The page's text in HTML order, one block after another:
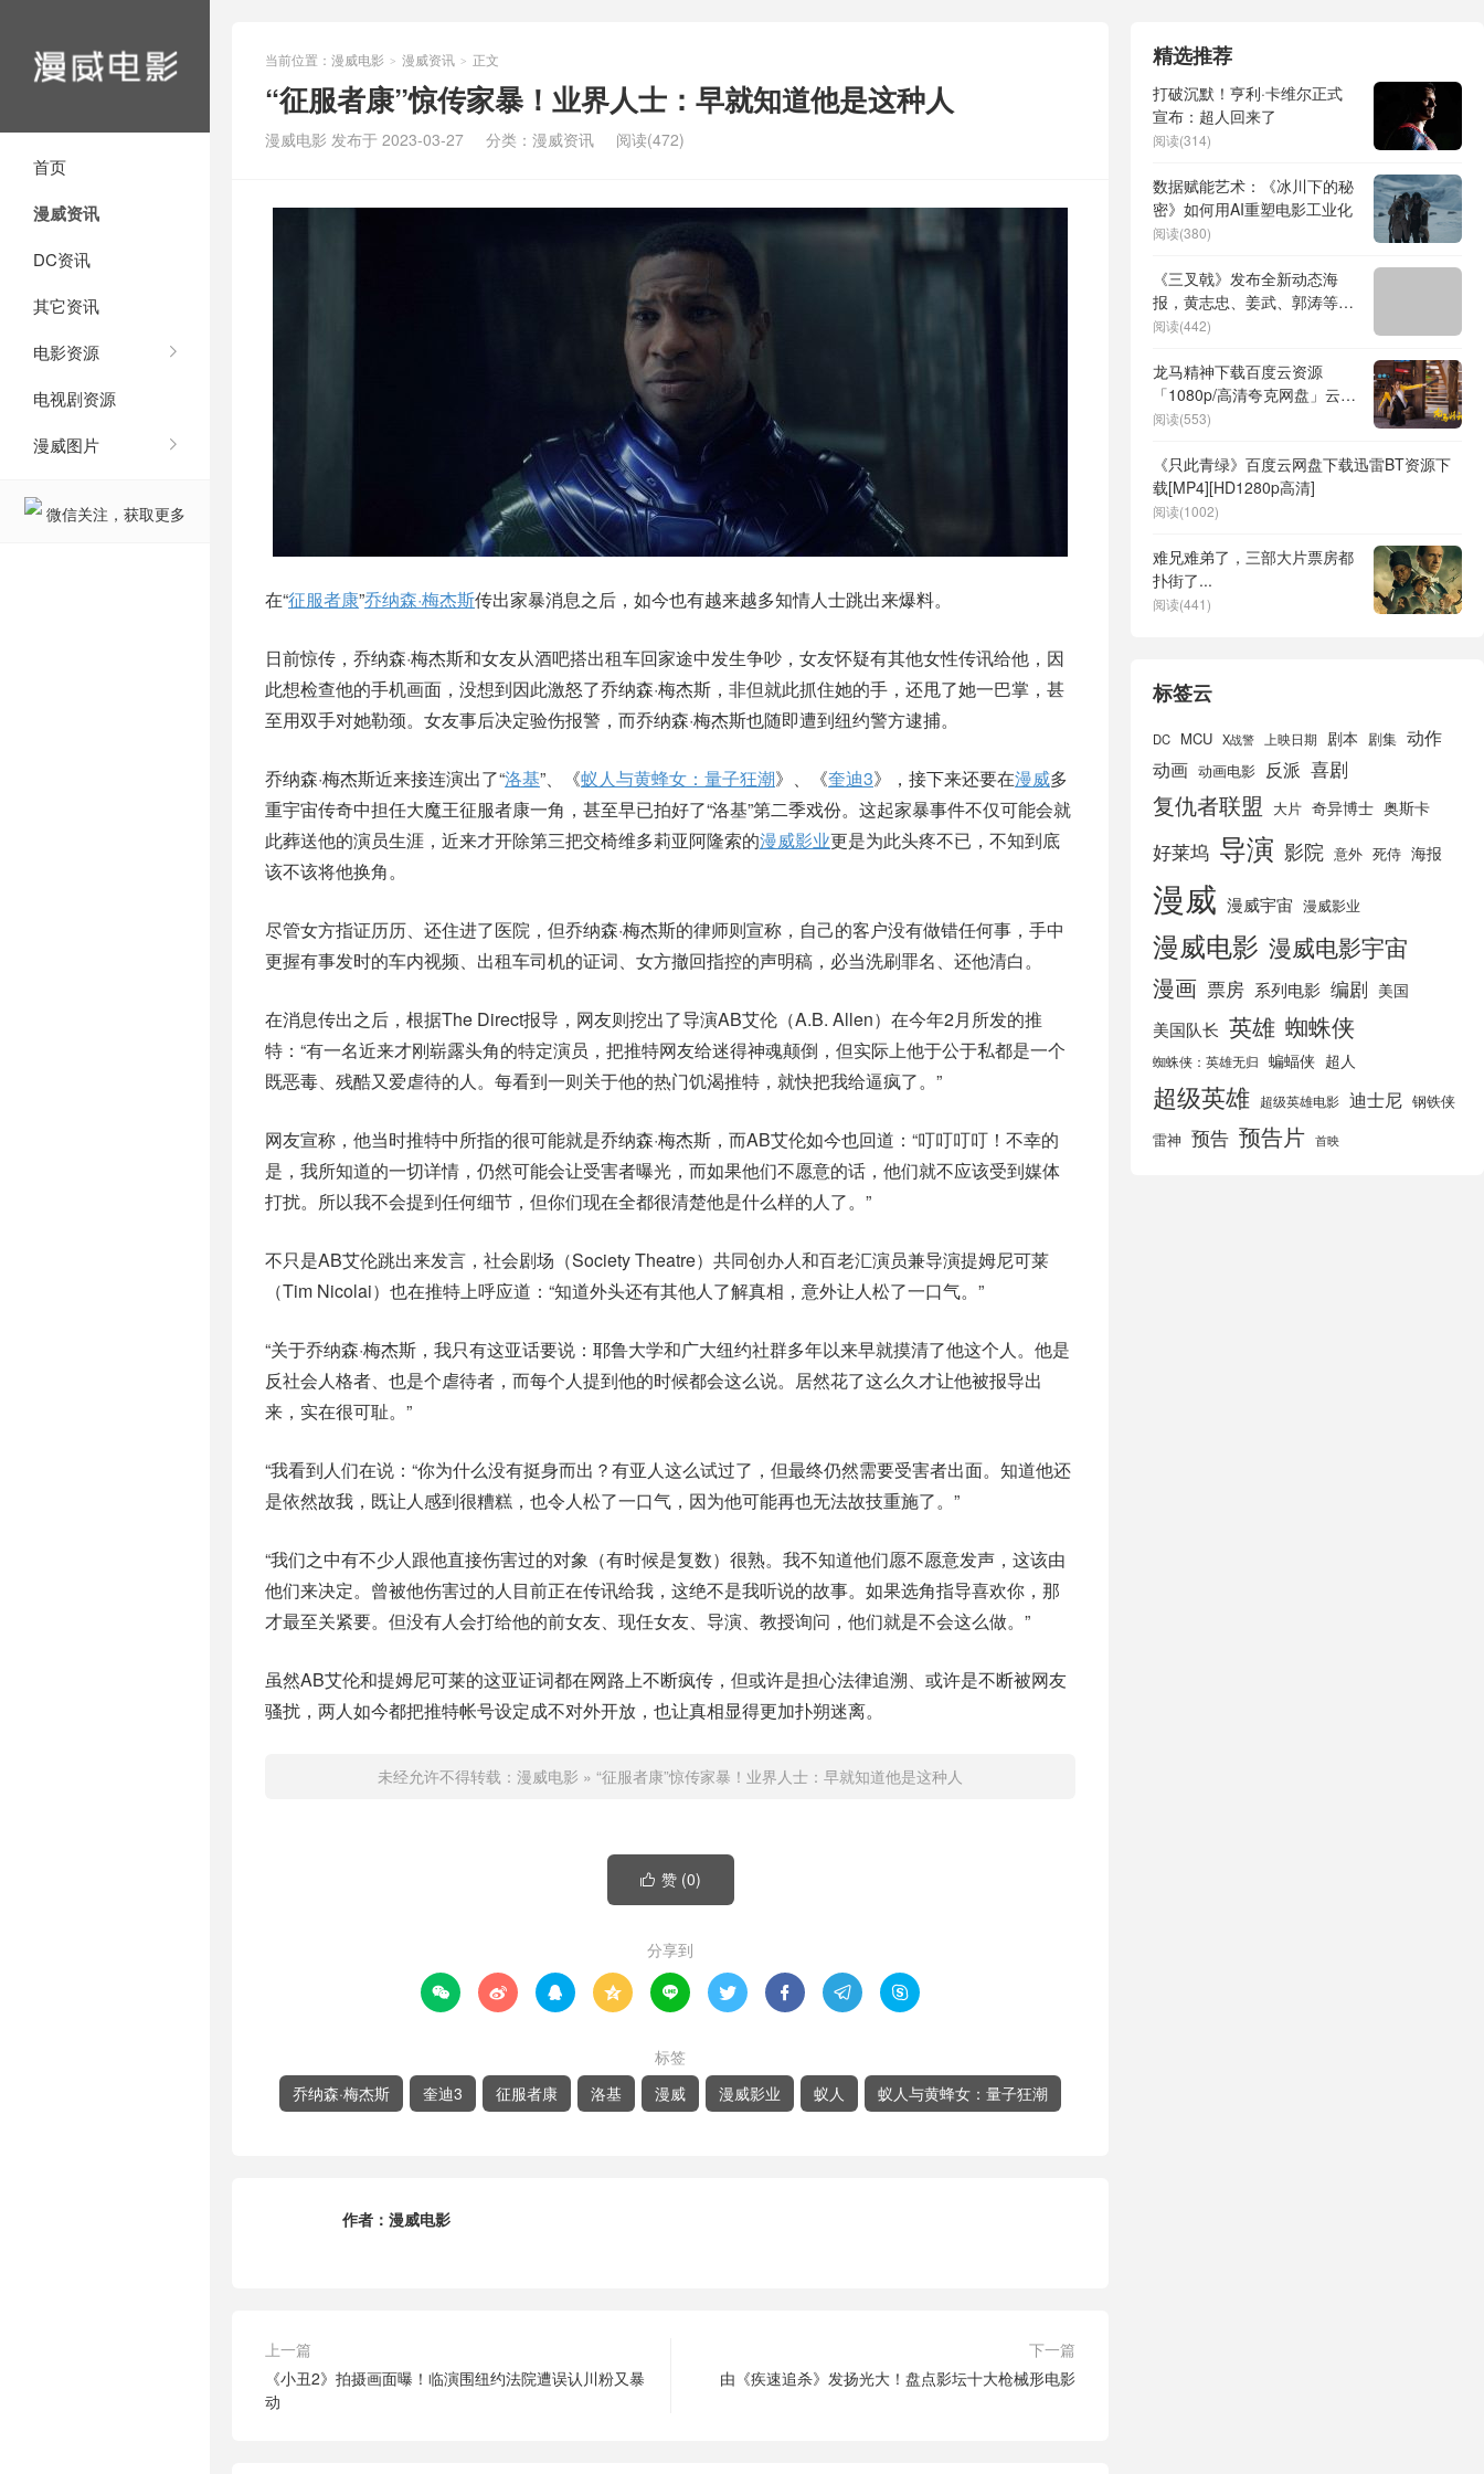
首页
漫威资讯
DC资讯
其它资讯
电影资源
电视剧资源
漫威图片
微信关注，获取更多
当前位置： 漫威电影 > 漫威资讯 > 正文
“征服者康”惊传家暴！业界人士：早就知道他是这种人
漫威电影 发布于 2023-03-27 分类： 漫威资讯 阅读(472)
在“征服者康”乔纳森·梅杰斯传出家暴消息之后，如今也有越来越多知情人士跳出来爆料。
日前惊传，乔纳森·梅杰斯和女友从酒吧搭出租车回家途中发生争吵，女友怀疑有其他女性传讯给他，因
此想检查他的手机画面，没想到因此激怒了乔纳森·梅杰斯，非但就此抓住她的手，还甩了她一巴掌，甚
至用双手对她勒颈。女友事后决定验伤报警，而乔纳森·梅杰斯也随即遭到纽约警方逮捕。
乔纳森·梅杰斯近来接连演出了“洛基”、《蚁人与黄蜂女：量子狂潮》、《奎迪3》，接下来还要在漫威多
重宇宙传奇中担任大魔王征服者康一角，甚至早已拍好了“洛基”第二季戏份。这起家暴事件不仅可能会就
此葬送他的演员生涯，近来才开除第三把交椅维多莉亚阿隆索的漫威影业更是为此头疼不已，不知到底
该不该将他换角。
尽管女方指证历历、还住进了医院，但乔纳森·梅杰斯的律师则宣称，自己的客户没有做错任何事，手中
更握有事发时的车内视频、出租车司机的证词、女方撤回指控的声明稿，必当洗刷罪名、还他清白。
在消息传出之后，根据The Direct报导，网友则挖出了导演AB艾伦（A.B. Allen）在今年2月所发的推
特：“有一名近来才刚崭露头角的特定演员，把推特网友给迷得神魂颠倒，但实际上他于公于私都是一个
既恶毒、残酷又爱虐待的人。每看到一则关于他的热门饥渴推特，就快把我给逼疯了。”
网友宣称，他当时推特中所指的很可能就是乔纳森·梅杰斯，而AB艾伦如今也回道：“叮叮叮叮！不幸的
是，我所知道的一切详情，仍然可能会让受害者曝光，而如果他们不愿意的话，他们就不应该受到媒体
打扰。所以我不会提到任何细节，但你们现在全都很清楚他是什么样的人了。”
不只是AB艾伦跳出来发言，社会剧场（Society Theatre）共同创办人和百老汇演员兼导演提姆尼可莱
（Tim Nicolai）也在推特上呼应道：“知道外头还有其他人了解真相，意外让人松了一口气。”
“关于乔纳森·梅杰斯，我只有这亚话要说：耶鲁大学和广大纽约社群多年以来早就摸清了他这个人。他是
反社会人格者、也是个虐待者，而每个人提到他的时候都会这么说。居然花了这么久才让他被报导出
来，实在很可耻。”
“我看到人们在说：“你为什么没有挺身而出？有亚人这么试过了，但最终仍然需要受害者出面。知道他还
是依然故我，既让人感到很糟糕，也令人松了一口气，因为他可能再也无法故技重施了。”
“我们之中有不少人跟他直接伤害过的对象（有时候是复数）很熟。我不知道他们愿不愿意发声，这该由
他们来决定。曾被他伤害过的人目前正在传讯给我，这绝不是我听说的故事。如果选角指导喜欢你，那
才最至关紧要。但没有人会打给他的前女友、现任女友、导演、教授询问，他们就是不会这么做。”
虽然AB艾伦和提姆尼可莱的这亚证词都在网路上不断疯传，但或许是担心法律追溯、或许是不断被网友
骚扰，两人如今都把推特帐号设定成不对外开放，也让真相显得更加扑朔迷离。
未经允许不得转载： 漫威电影 » “征服者康”惊传家暴！业界人士：早就知道他是这种人
 赞 (0)
分享到
        
标签
乔纳森·梅杰斯
奎迪3 征服者康 洛基 漫威 漫威影业 蚁人 蚁人与黄蜂女：量子狂潮
作者： 漫威电影
上一篇
《小丑2》拍摄画面曝！临演围纽约法院遭误认川粉又暴
动
下一篇
由《疾速追杀》发扬光大！盘点影坛十大枪械形电影
精选推荐
打破沉默！亨利·卡维尔正式
宣布：超人回来了
阅读(314)
数据赋能艺术：《冰川下的秘
密》如何用AI重塑电影工业化
阅读(380)
《三叉戟》发布全新动态海
报，黄志忠、姜武、郭涛等角
色为民除害
阅读(442)
龙马精神下载百度云资源
「1080p/高清夸克网盘」云网
盘
阅读(553)
《只此青绿》百度云网盘下载迅雷BT资源下
载[MP4][HD1280p高清]
阅读(1002)
难兄难弟了，三部大片票房都
扑街了...
阅读(441)
标签云
DC MCU X战警 上映日期 剧本 剧集 动作
动画 动画电影 反派 喜剧
复仇者联盟 大片 奇异博士 奥斯卡
好莱坞 导演 影院 意外 死侍 海报
漫威 漫威宇宙 漫威影业
漫威电影 漫威电影宇宙
漫画 票房 系列电影 编剧 美国
美国队长 英雄 蜘蛛侠
蜘蛛侠：英雄无归 蝙蝠侠 超人
超级英雄 超级英雄电影 迪士尼 钢铁侠
雷神 预告 预告片 首映